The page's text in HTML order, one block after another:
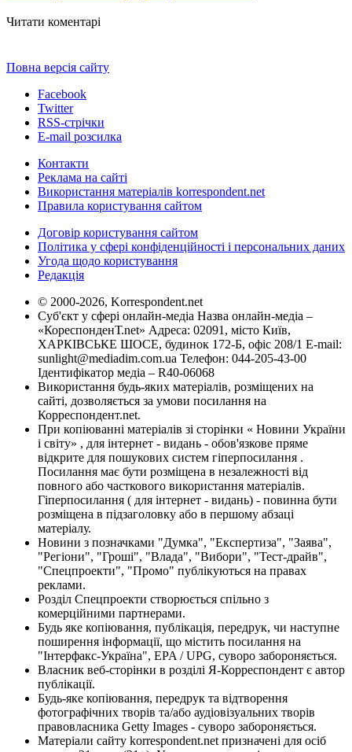
Читати коментарі
Повна версія сайту
Facebook
Twitter
RSS-стрічки
E-mail розсилка
Контакти
Реклама на сайті
Використання матеріалів korrespondent.net
Правила користування сайтом
Договір користування сайтом
Політика у сфері конфіденційності і персональних даних
Угода щодо користування
Редакція
© 2000-2026, Korrespondent.net
Суб'єкт у сфері онлайн-медіа Назва онлайн-медіа –
«КореспонденТ.net» Адреса: 02091, місто Київ,
ХАРКІВСЬКЕ ШОСЕ, будинок 172-Б, офіс 208/1 E-mail:
sunlight@mediadim.com.ua Телефон: 044-205-43-00
Ідентифікатор медіа – R40-06068
Використання будь-яких матеріалів, розміщених на
сайті, дозволяється за умови посилання на
Корреспондент.net.
При копіюванні матеріалів зі сторінки « Новини України
і світу» , для інтернет - видань - обов'язкове пряме
відкрите для пошукових систем гіперпосилання .
Посилання має бути розміщена в незалежності від
повного або часткового використання матеріалів.
Гіперпосилання ( для інтернет - видань) - повинна бути
розміщена в підзаголовку або в першому абзаці
матеріалу.
Новини з позначками "Думка", "Експертиза", "Заява",
"Регіони", "Гроші", "Влада", "Вибори", "Тест-драйв",
"Спецпроекти", "Промо" публікуються на правах
реклами.
Розділ Спецпроекти створюється спільно з
комерційними партнерами.
Будь яке копіювання, публікація, передрук, чи наступне
поширення інформації, що містить посилання на
"Інтерфакс-Україна", EPA / UPG, суворо забороняється.
Власник веб-сторінки в розділі Я-Корреспондент є автор
публікації.
Будь-яке копіювання, передрук та відтворення
фотографічних творів та/або аудіовізуальних творів
правовласника Getty Images - суворо забороняється.
Матеріали сайту korrespondent.net призначені для осіб